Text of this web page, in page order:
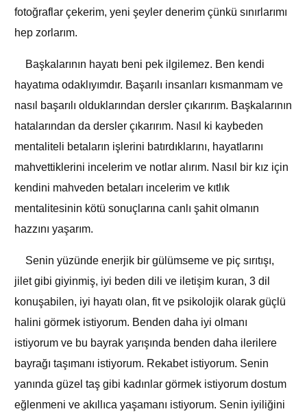
fotoğraflar çekerim, yeni şeyler denerim çünkü sınırlarımı
hep zorlarım.
Başkalarının hayatı beni pek ilgilemez. Ben kendi
hayatıma odaklıyımdır. Başarılı insanları kısmanmam ve
nasıl başarılı olduklarından dersler çıkarırım. Başkalarının
hatalarından da dersler çıkarırım. Nasıl ki kaybeden
mentaliteli betaların işlerini batırdıklarını, hayatlarını
mahvettiklerini incelerim ve notlar alırım. Nasıl bir kız için
kendini mahveden betaları incelerim ve kıtlık
mentalitesinin kötü sonuçlarına canlı şahit olmanın
hazzını yaşarım.
Senin yüzünde enerjik bir gülümseme ve piç sırıtışı,
jilet gibi giyinmiş, iyi beden dili ve iletişim kuran, 3 dil
konuşabilen, iyi hayatı olan, fit ve psikolojik olarak güçlü
halini görmek istiyorum. Benden daha iyi olmanı
istiyorum ve bu bayrak yarışında benden daha ilerilere
bayrağı taşımanı istiyorum. Rekabet istiyorum. Senin
yanında güzel taş gibi kadınlar görmek istiyorum dostum
eğlenmeni ve akıllıca yaşamanı istiyorum. Senin iyiliğini